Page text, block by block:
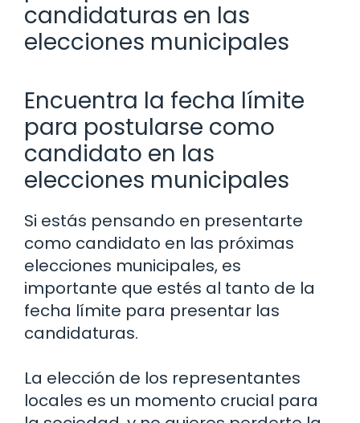
candidaturas en las
elecciones municipales
Encuentra la fecha límite
para postularse como
candidato en las
elecciones municipales
Si estás pensando en presentarte
como candidato en las próximas
elecciones municipales, es
importante que estés al tanto de la
fecha límite para presentar las
candidaturas.
La elección de los representantes
locales es un momento crucial para